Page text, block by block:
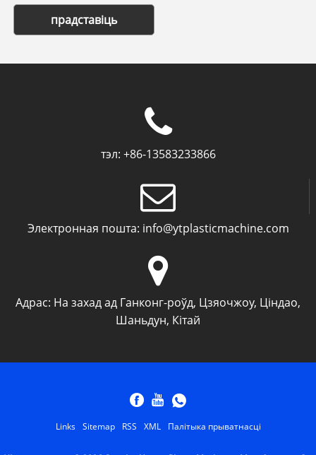
прадставіць
тэл: +86-13583233866
Электронная пошта: info@ytplasticmachine.com
Адрас: На захад ад Ганконг-роўд, Цзяочжоу, Ціндао,
Шаньдун, Кітай
Links Sitemap RSS XML Палітыка прыватнасці